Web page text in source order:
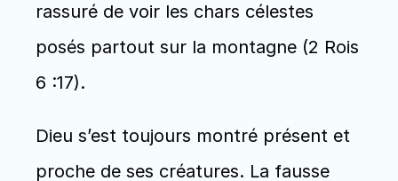
rassuré de voir les chars célestes
posés partout sur la montagne (2 Rois
6 :17).
Dieu s’est toujours montré présent et
proche de ses créatures. La fausse